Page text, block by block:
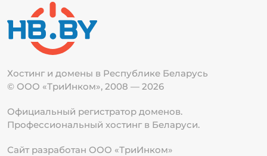
Хостинг и домены в Республике Беларусь
© ООО «ТриИнком», 2008 — 2026
Официальный регистратор доменов.
Профессиональный хостинг в Беларуси.
Сайт разработан ООО «ТриИнком»